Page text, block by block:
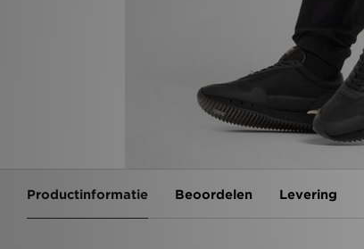
Productinformatie Beoordelen Levering